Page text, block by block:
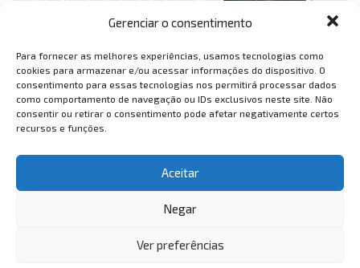
Gerenciar o consentimento
Para fornecer as melhores experiências, usamos tecnologias como
cookies para armazenar e/ou acessar informações do dispositivo. O
consentimento para essas tecnologias nos permitirá processar dados
como comportamento de navegação ou IDs exclusivos neste site. Não
consentir ou retirar o consentimento pode afetar negativamente certos
recursos e funções.
Aceitar
Negar
Ver preferências